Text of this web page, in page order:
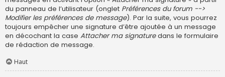
du panneau de l’utilisateur (onglet Préférences du forum -->
Modifier les préférences de message). Par la suite, vous pourrez
toujours empêcher une signature d’être ajoutée à un message
en décochant la case Attacher ma signaturedans le formulaire
de rédaction de message.
Haut